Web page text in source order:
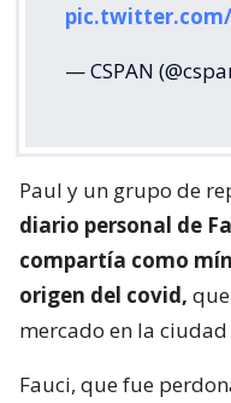
pic.twitter.com/
— CSPAN
Paul y un grupo de
diario personal de
compartía como
origen del covid,
mercado en la
Fauci, que fue